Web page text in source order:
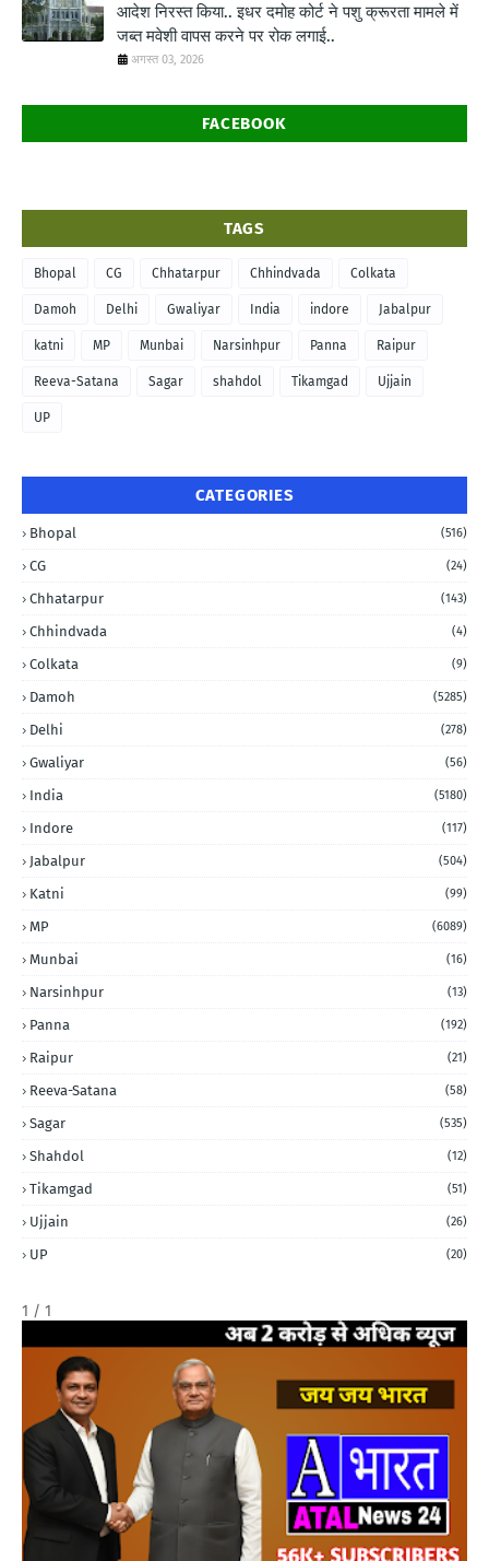
आदेश निरस्त किया.. इधर दमोह कोर्ट ने पशु क्रूरता मामले में
जब्त मवेशी वापस करने पर रोक लगाई..
अगस्त 03, 2026
FACEBOOK
TAGS
Bhopal CG Chhatarpur Chhindvada Colkata
Damoh Delhi Gwaliyar India indore Jabalpur
katni MP Munbai Narsinhpur Panna Raipur
Reeva-Satana Sagar shahdol Tikamgad Ujjain
UP
CATEGORIES
Bhopal (516)
CG (24)
Chhatarpur (143)
Chhindvada (4)
Colkata (9)
Damoh (5285)
Delhi (278)
Gwaliyar (56)
India (5180)
Indore (117)
Jabalpur (504)
Katni (99)
MP (6089)
Munbai (16)
Narsinhpur (13)
Panna (192)
Raipur (21)
Reeva-Satana (58)
Sagar (535)
Shahdol (12)
Tikamgad (51)
Ujjain (26)
UP (20)
1 / 1